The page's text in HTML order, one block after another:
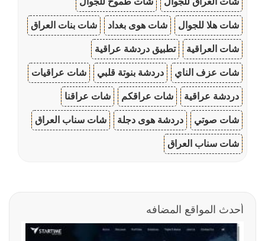
شات هلا للجوال شات هوى بغداد شات بنات العراق
شات العراقية تطبيق دردشة عراقية
شات عزف الناي دردشة بنوتة قلبي شات عراقيات
دردشة عراقية شات عراقكم شات عراقنا
شات صوتي دردشة هوى دجلة شات سناب العراق
شات سناب العراق
أحدث المواقع المضافه